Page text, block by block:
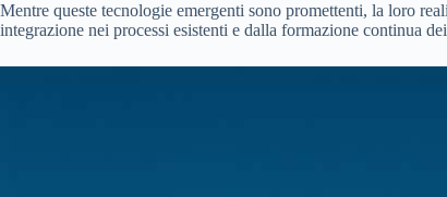
Mentre queste tecnologie emergenti sono promettenti, la loro
integrazione nei processi esistenti e dalla formazione continua